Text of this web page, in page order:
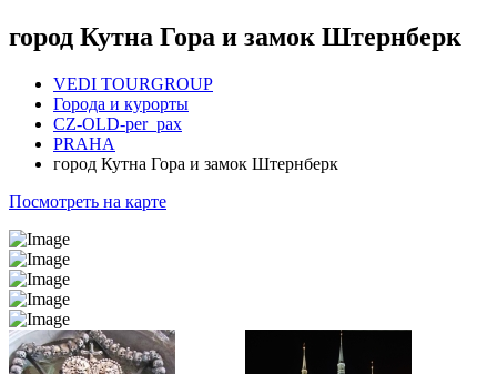
город Кутна Гора и замок Штернберк
VEDI TOURGROUP
Города и курорты
CZ-OLD-per_pax
PRAHA
город Кутна Гора и замок Штернберк
Посмотреть на карте